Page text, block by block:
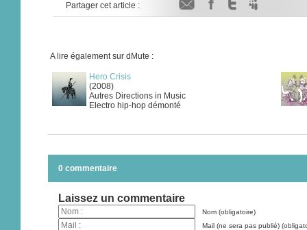
Partager cet article :
A lire également sur dMute :
Hero Crisis
(2008)
Autres Directions in Music
Electro hip-hop démonté
0 commentaire
Laissez un commentaire
Nom (obligatoire)
Mail (ne sera pas publié)